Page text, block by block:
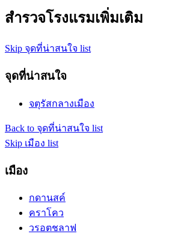
สำรวจโรงแรมเพิ่มเติม
Skip จุดที่น่าสนใจ list
จุดที่น่าสนใจ
จตุรัสกลางเมือง
Back to จุดที่น่าสนใจ list
Skip เมือง list
เมือง
กดานสค์
คราโคว
วรอตชลาฟ